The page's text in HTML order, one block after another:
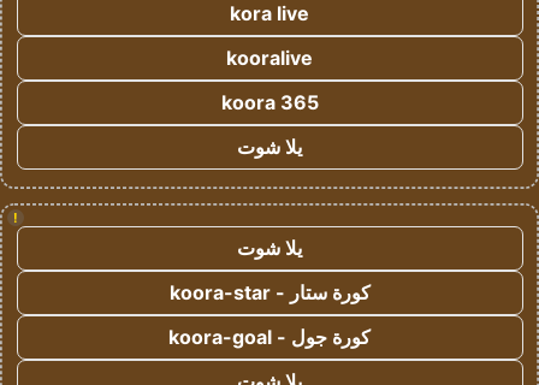
kora live
kooralive
koora 365
يلا شوت
!
يلا شوت
كورة ستار - koora-star
كورة جول - koora-goal